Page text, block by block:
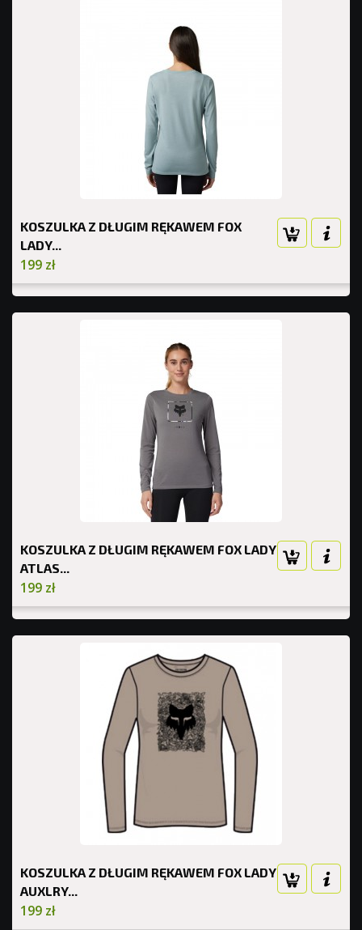
KOSZULKA Z DŁUGIM RĘKAWEM FOX
LADY...
199 zł
KOSZULKA Z DŁUGIM RĘKAWEM FOX LADY
ATLAS...
199 zł
KOSZULKA Z DŁUGIM RĘKAWEM FOX LADY
AUXLRY...
199 zł